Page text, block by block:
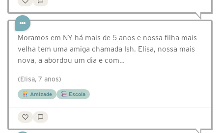
Moramos em NY há mais de 5 anos e nossa filha mais
velha tem uma amiga chamada Ish. Elisa, nossa mais
nova, a abordou um dia e com…
(Elisa, 7 anos)
Amizade Escola